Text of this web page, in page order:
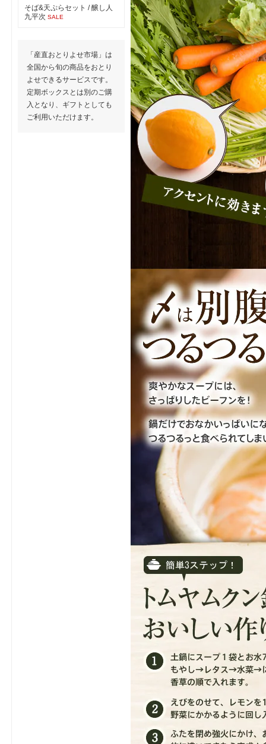
そば&天ぷらセット / 醸し人
九平次 SALE
「産直おとりよせ市場」は
全国から旬の商品をおとり
よせできるサービスです。
定期ボックスとは別のご購
入となり、ギフトとしても
ご利用いただけます。